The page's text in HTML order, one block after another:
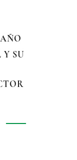
SU